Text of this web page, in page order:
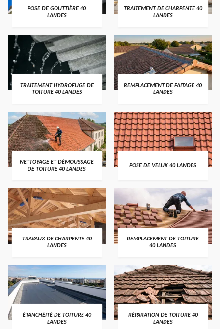
POSE DE GOUTTIÈRE 40
LANDES
TRAITEMENT DE CHARPENTE 40
LANDES
TRAITEMENT HYDROFUGE DE
TOITURE 40 LANDES
REMPLACEMENT DE FAITAGE 40
LANDES
NETTOYAGE ET DÉMOUSSAGE
DE TOITURE 40 LANDES
POSE DE VELUX 40 LANDES
TRAVAUX DE CHARPENTE 40
LANDES
REMPLACEMENT DE TOITURE
40 LANDES
ÉTANCHÉITÉ DE TOITURE 40
LANDES
RÉPARATION DE TOITURE 40
LANDES